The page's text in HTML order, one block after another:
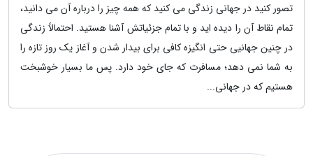
تصور کنید در جهانی زندگی می کنید که همه چیز را درباره آن می دانید،
تمام نقاط آن را دیده اید و با تمام جزئیاتش آشنا هستید. احتمالاً زندگی
در چنین جهانیی حتی انگیزه کافی برای بیدار شدن و آغاز یک روز تازه را
به شما نمی دهد؛ مسافرت که جای خود دارد. پس ما بسیار خوشبخت
هستیم که در جهانی...